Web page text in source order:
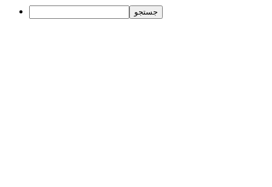
جستجو